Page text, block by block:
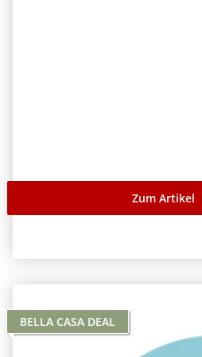
Zum Artikel
BELLA CASA DEAL